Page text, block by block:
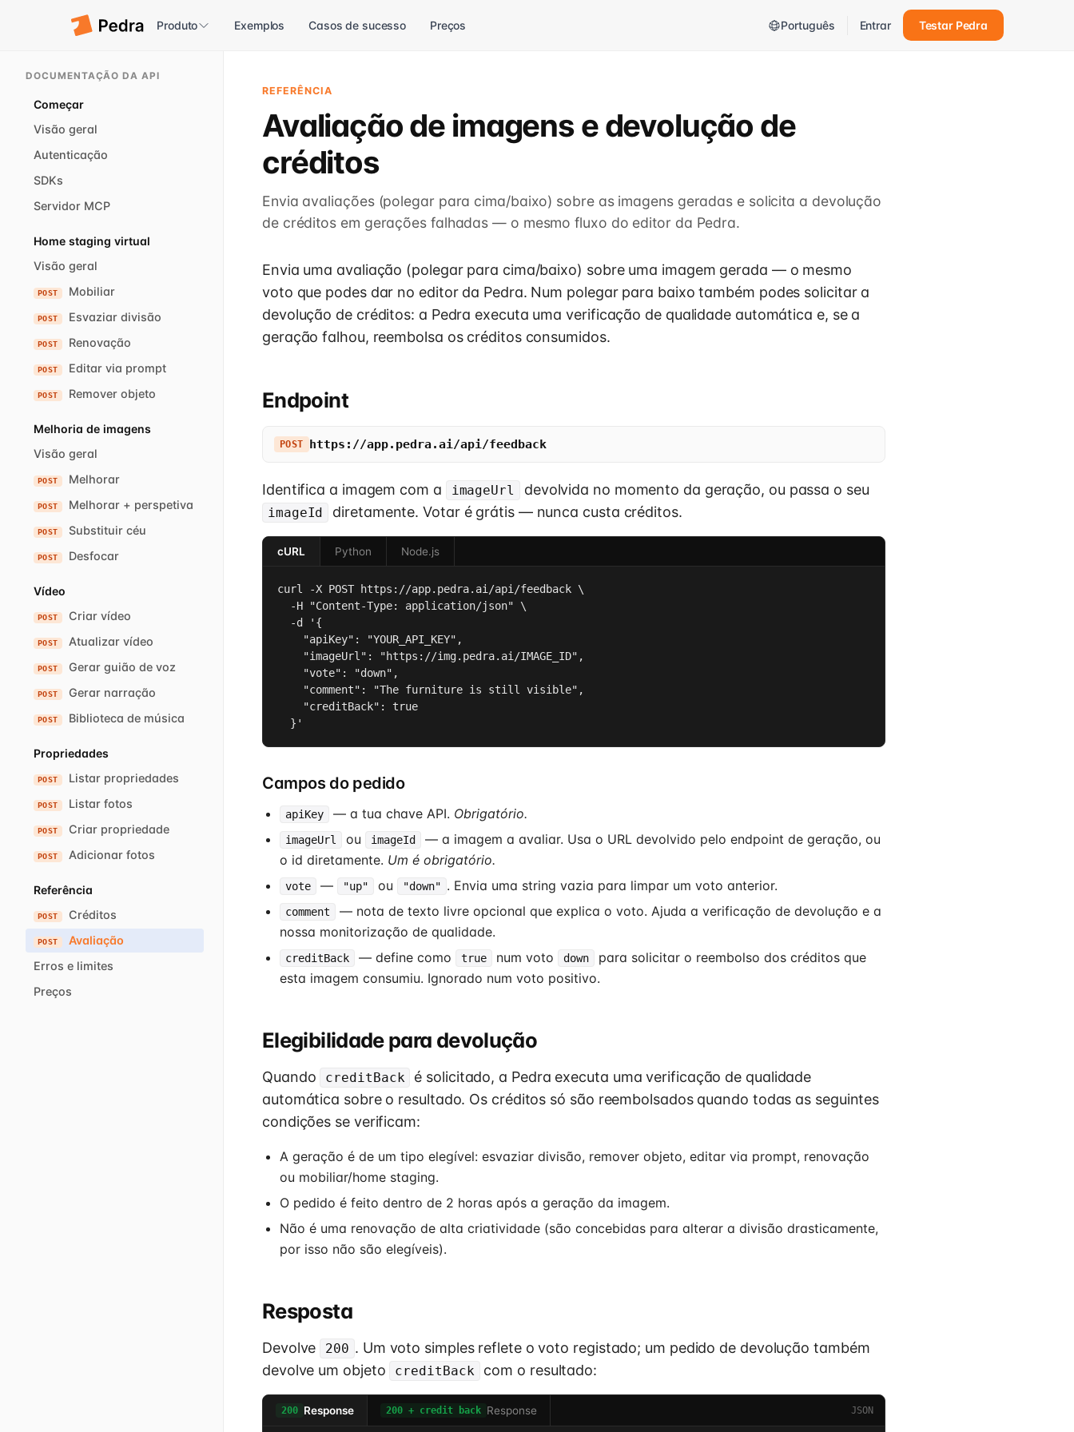
Produto Exemplos Casos de sucesso Preços Português Entrar Testar Pedra
DOCUMENTAÇÃO DA API
Começar
Visão geral
Autenticação
SDKs
Servidor MCP
Home staging virtual
Visão geral
POST Mobiliar
POST Esvaziar divisão
POST Renovação
POST Editar via prompt
POST Remover objeto
Melhoria de imagens
Visão geral
POST Melhorar
POST Melhorar + perspetiva
POST Substituir céu
POST Desfocar
Vídeo
POST Criar vídeo
POST Atualizar vídeo
POST Gerar guião de voz
POST Gerar narração
POST Biblioteca de música
Propriedades
POST Listar propriedades
POST Listar fotos
POST Criar propriedade
POST Adicionar fotos
Referência
POST Créditos
POST
Avaliação
Erros e limites
Preços
REFERÊNCIA
Avaliação de imagens e devolução de
créditos
Envia avaliações (polegar para cima/baixo) sobre as imagens geradas e solicita a devolução
de créditos em gerações falhadas — o mesmo fluxo do editor da Pedra.
Envia uma avaliação (polegar para cima/baixo) sobre uma imagem gerada — o mesmo
voto que podes dar no editor da Pedra. Num polegar para baixo também podes solicitar a
devolução de créditos: a Pedra executa uma verificação de qualidade automática e, se a
geração falhou, reembolsa os créditos consumidos.
Endpoint
POST https://app.pedra.ai/api/feedback
Identifica a imagem com a imageUrl devolvida no momento da geração, ou passa o seu
imageId diretamente. Votar é grátis — nunca custa créditos.
cURL Python Node.js
curl -X POST https://app.pedra.ai/api/feedback \
  -H "Content-Type: application/json" \
  -d '{
    "apiKey": "YOUR_API_KEY",
    "imageUrl": "https://img.pedra.ai/IMAGE_ID",
    "vote": "down",
    "comment": "The furniture is still visible",
    "creditBack": true
  }'
Campos do pedido
apiKey — a tua chave API. Obrigatório.
imageUrl ou imageId
— a imagem a avaliar. Usa o URL devolvido pelo endpoint de geração, ou
o id diretamente. Um é obrigatório.
vote — "up" ou "down" . Envia uma string vazia para limpar um voto anterior.
comment
— nota de texto livre opcional que explica o voto. Ajuda a verificação de devolução e a
nossa monitorização de qualidade.
creditBack — define como true num voto down
para solicitar o reembolso dos créditos que
esta imagem consumiu. Ignorado num voto positivo.
Elegibilidade para devolução
Quando creditBack
é solicitado, a Pedra executa uma verificação de qualidade
automática sobre o resultado. Os créditos só são reembolsados quando todas as seguintes
condições se verificam:
A geração é de um tipo elegível: esvaziar divisão, remover objeto, editar via prompt, renovação
ou mobiliar/home staging.
O pedido é feito dentro de 2 horas após a geração da imagem.
Não é uma renovação de alta criatividade (são concebidas para alterar a divisão drasticamente,
por isso não são elegíveis).
Resposta
Devolve 200 . Um voto simples reflete o voto registado; um pedido de devolução também
devolve um objeto
creditBack com o resultado:
200 Response 200 + credit back Response JSON